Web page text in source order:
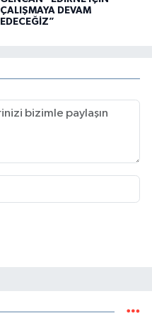
ÇALIŞMAYA DEVAM
EDECEĞİZ”